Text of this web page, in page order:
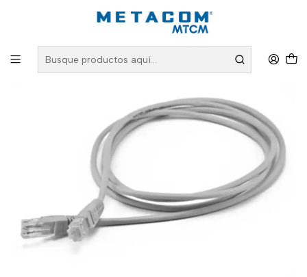
PRODUCTOS Cableado Estructurado
Patch Cord y User Cord
Cable de Red Categoría 6A - 0.9 mts SFTP LSZH